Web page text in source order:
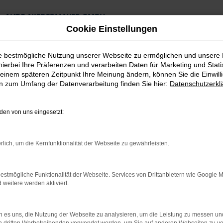
AUTO NIEDERMAYER GMBH
Preiswerte Angebote
Angebote
und Umgebung
von VW und sind natürlich auch für unsere Kundinnen
von VW sowie die faire und kompetente Beratung
Cookie Einstellungen
bestmögliche Nutzung unserer Webseite zu ermöglichen und unsere
Ihre Präferenzen und verarbeiten Daten für Marketing und
späteren Zeitpunkt Ihre Meinung ändern, können Sie die
zum Umfang der Datenverarbeitung finden Sie hier:
von uns eingesetzt:
um die Kernfunktionalität der Webseite zu gewährleisten.
Funktionalität der Webseite. Services von Drittanbietern wie Google
weitere werden aktiviert.
es uns, die Nutzung der Webseite zu analysieren, um die Leistung zu messen